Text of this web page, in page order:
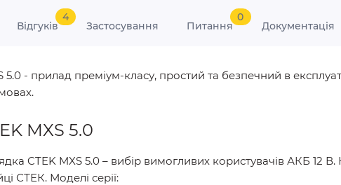
Відгуків
4
Застосування Питання
0
Документація
- прилад преміум-класу, простий та безпечний в
MXS 5.0
CTEK MXS 5.0 – вибір вимогливих користувачів АКБ 12
СТЕК. Моделі серії: